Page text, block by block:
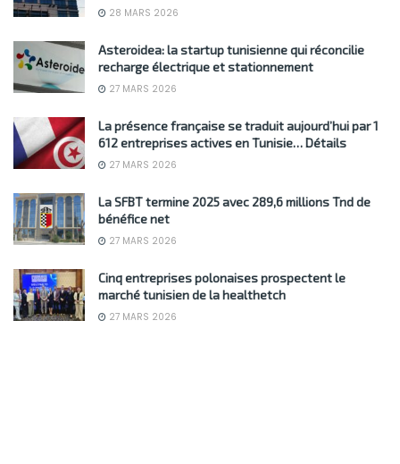
28 MARS 2026
Asteroidea: la startup tunisienne qui réconcilie
recharge électrique et stationnement
27 MARS 2026
La présence française se traduit aujourd’hui par 1
612 entreprises actives en Tunisie… Détails
27 MARS 2026
La SFBT termine 2025 avec 289,6 millions Tnd de
bénéfice net
27 MARS 2026
Cinq entreprises polonaises prospectent le
marché tunisien de la healthetch
27 MARS 2026